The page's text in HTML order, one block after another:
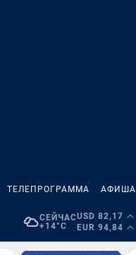
ТЕЛЕПРОГРАММА АФИША
СЕЙЧАС
+14°C
USD 82,17
EUR 94,84